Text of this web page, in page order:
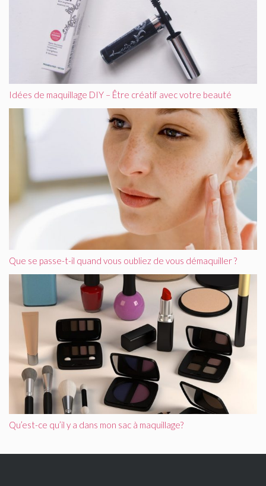
Idées de maquillage DIY – Être créatif avec votre beauté
Que se passe-t-il quand vous oubliez de vous démaquiller ?
Qu’est-ce qu’il y a dans mon sac à maquillage?